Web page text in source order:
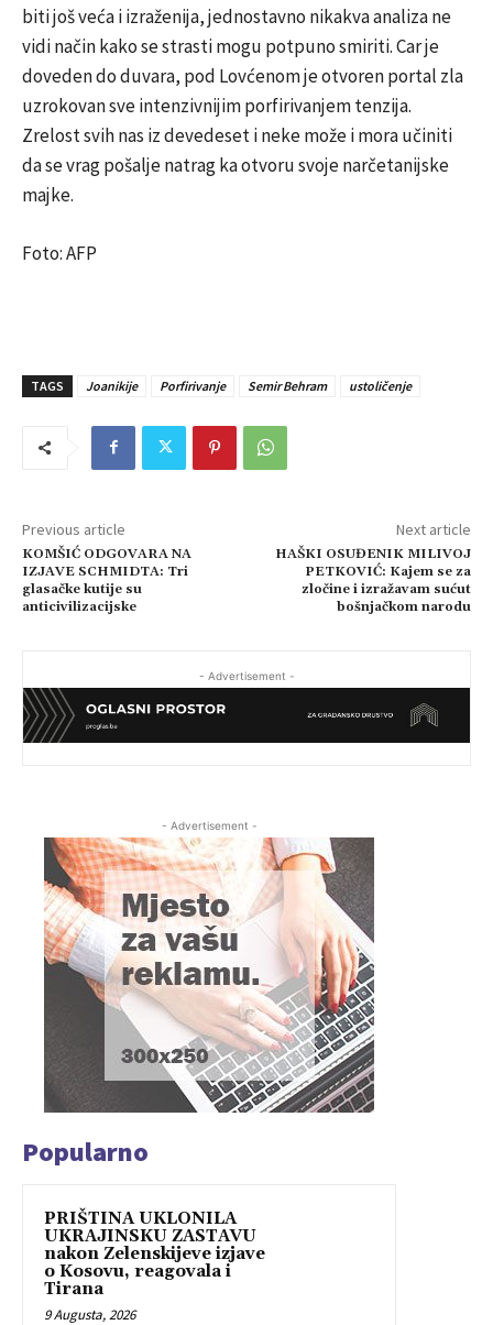
biti još veća i izraženija, jednostavno nikakva analiza ne
vidi način kako se strasti mogu potpuno smiriti. Car je
doveden do duvara, pod Lovćenom je otvoren portal zla
uzrokovan sve intenzivnijim porfirivanjem tenzija.
Zrelost svih nas iz devedeset i neke može i mora učiniti
da se vrag pošalje natrag ka otvoru svoje narčetanijske
majke.
Foto: AFP
TAGS Joanikije Porfirivanje Semir Behram ustoličenje
Previous article
KOMŠIĆ ODGOVARA NA
IZJAVE SCHMIDTA: Tri
glasačke kutije su
anticivilizacijske
Next article
HAŠKI OSUĐENIK MILIVOJ
PETKOVIĆ: Kajem se za
zločine i izražavam sućut
bošnjačkom narodu
- Advertisement -
- Advertisement -
Popularno
PRIŠTINA UKLONILA
UKRAJINSKU ZASTAVU
nakon Zelenskijeve izjave
o Kosovu, reagovala i
Tirana
9 Augusta, 2026